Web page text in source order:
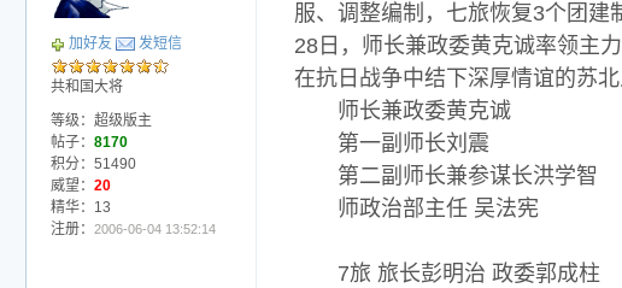
加好友 发短信
共和国大将
等级：超级版主
帖子： 8170
积分：51490
威望： 20
精华：13
注册：
2006-06-04 13:52:14
服、调整编制，七旅恢复3个团建
28日，师长兼政委黄克诚率领主
在抗日战争中结下深厚情谊的苏
师长兼政委黄克诚
第一副师长刘震
第二副师长兼参谋长洪学智
师政治部主任 吴法宪
7旅 旅长彭明治 政委郭成柱